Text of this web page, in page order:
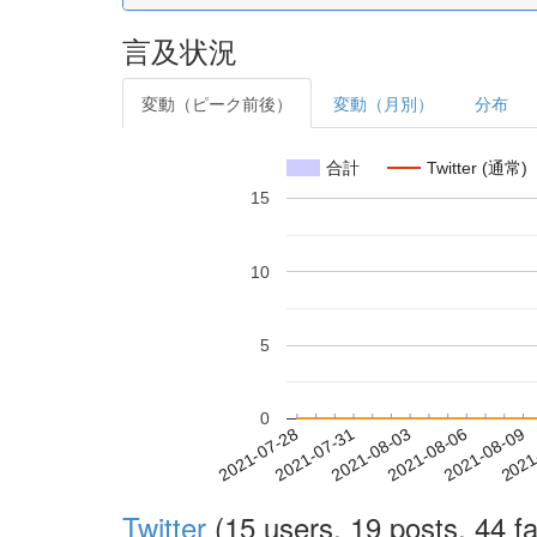
言及状況
変動（ピーク前後） 変動（月別） 分布
合計 Twitter (通常)
2021-07-282021-07-312021-08-032021-08-062021-08-09
0
5
10
15
Twitter (15 users, 19 posts, 44